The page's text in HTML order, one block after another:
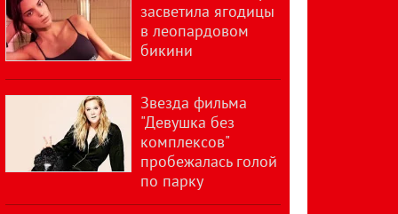
засветила ягодицы
в леопардовом
бикини
Звезда фильма
"Девушка без
комплексов"
пробежалась голой
по парку